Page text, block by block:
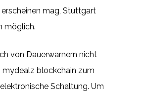
erscheinen mag, Stuttgart
möglich.
von Dauerwarnern nicht
mydealz blockchain zum
Schaltung. Um